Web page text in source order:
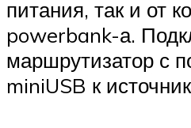
питания, так и от
powerbank-а.
маршрутизатор с
miniUSB к